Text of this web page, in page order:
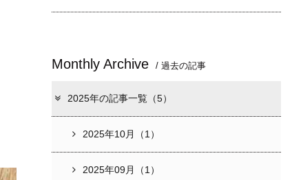
Monthly Archive / 過去の記事
2025年の記事一覧（5）
2025年10月（1）
2025年09月（1）